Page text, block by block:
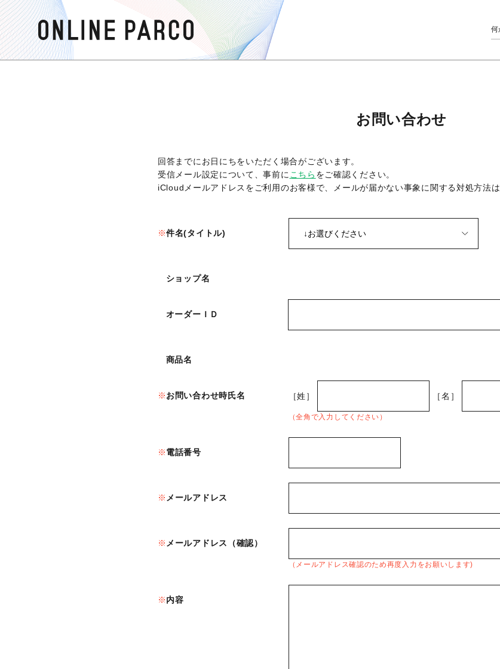
お問い合わせ
回答までにお日にちをいただく場合がございます。
受信メール設定について、事前に こちら をご確認ください。
iCloudメールアドレスをご利用のお客様で、メールが届かない事象に関する対処方法は
件名(タイトル)
ショップ名
オーダーＩＤ
商品名
お問い合わせ時氏名 ［姓］ ［名］
（全角で入力してください）
電話番号
メールアドレス
メールアドレス（確認）
（メールアドレス確認のため再度入力をお願いします)
内容